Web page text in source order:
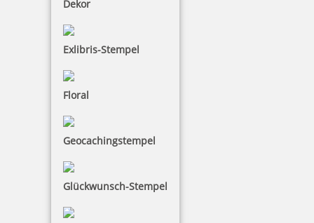
Dekor
Exlibris-Stempel
Floral
Geocachingstempel
Glückwunsch-Stempel
Pocket Printy 9511 Tauchstempel 64 Taucherstempel Hai
24,28 €